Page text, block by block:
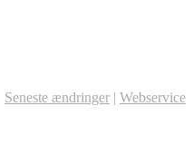
Seneste ændringer | Webservice